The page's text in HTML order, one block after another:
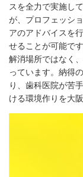
スを全力で実施し
が、プロフェッシ
アのアドバイスを
せることが可能で
解消場所ではなく
っています。納得
り、歯科医院が苦
ける環境作りを大